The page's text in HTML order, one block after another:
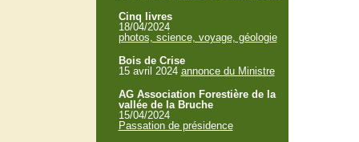
Cinq livres
18/04/2024
photos, science, voyage, géologie
Bois de Crise
15 avril 2024 annonce du Ministre
AG Association Forestière de la
vallée de la Bruche
15/04/2024
Passation de présidence